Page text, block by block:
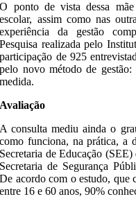
O ponto de vista dessa
escolar, assim como nas
experiência da gestão
Pesquisa realizada pelo
participação de 925
pelo novo método de gestão:
medida.
Avaliação
A consulta mediu ainda o
como funciona, na prática, a
Secretaria de Educação
Secretaria de Segurança
De acordo com o estudo, que
entre 16 e 60 anos, 90%